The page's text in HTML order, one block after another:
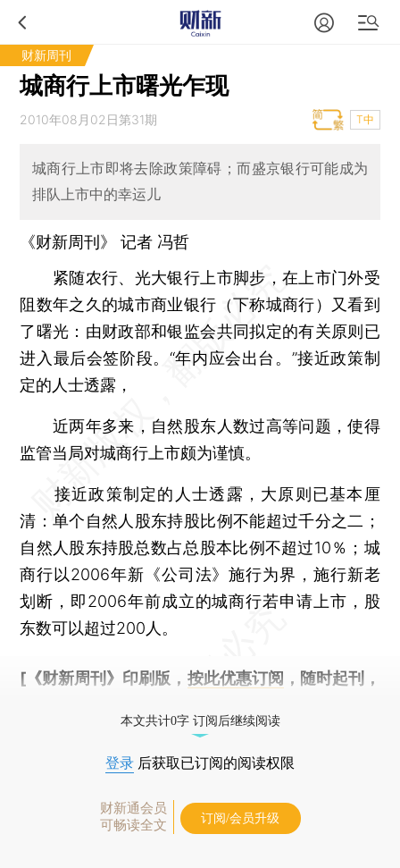
财新周刊
城商行上市曙光乍现
2010年08月02日第31期 T中
城商行上市即将去除政策障碍；而盛京银行可能成为
排队上市中的幸运儿
《财新周刊》 记者 冯哲
紧随农行、光大银行上市脚步，在上市门外受
阻数年之久的城市商业银行（下称城商行）又看到
了曙光：由财政部和银监会共同拟定的有关原则已
进入最后会签阶段。“年内应会出台。”接近政策制
定的人士透露，
近两年多来，自然股东人数过高等问题，使得
监管当局对城商行上市颇为谨慎。
接近政策制定的人士透露，大原则已基本厘
清：单个自然人股东持股比例不能超过千分之二；
自然人股东持股总数占总股本比例不超过10％；城
商行以2006年新《公司法》施行为界，施行新老
划断，即2006年前成立的城商行若申请上市，股
东数可以超过200人。
[《财新周刊》印刷版， 按此优惠订阅 ，随时起刊，
本文共计0字 订阅后继续阅读
登录 后获取已订阅的阅读权限
财新通会员
可畅读全文
订阅/会员升级